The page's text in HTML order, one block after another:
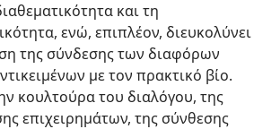
και τη
ενώ, επιπλέον, διευκολύνει
της σύνδεσης των διαφόρων
με τον πρακτικό βίο.
κουλτούρα του διαλόγου, της
επιχειρημάτων, της σύνθεσης